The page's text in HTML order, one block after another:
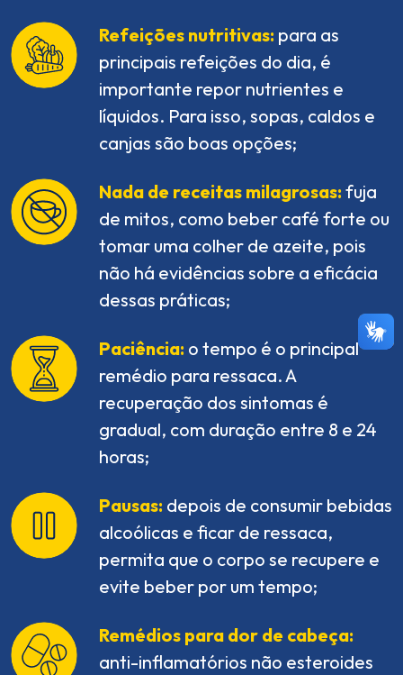
Refeições nutritivas: para as
principais refeições do dia, é
importante repor nutrientes e
líquidos. Para isso, sopas, caldos e
canjas são boas opções;
Nada de receitas milagrosas: fuja
de mitos, como beber café forte ou
tomar uma colher de azeite, pois
não há evidências sobre a eficácia
dessas práticas;
Paciência: o tempo é o principal
remédio para ressaca. A
recuperação dos sintomas é
gradual, com duração entre 8 e 24
horas;
Pausas: depois de consumir bebidas
alcoólicas e ficar de ressaca,
permita que o corpo se recupere e
evite beber por um tempo;
Remédios para dor de cabeça:
anti-inflamatórios não esteroides